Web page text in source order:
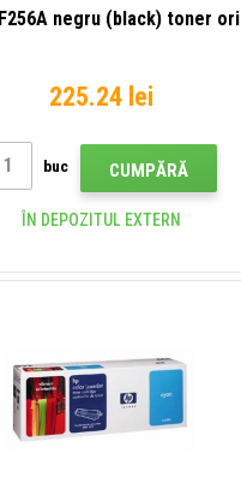
negru (black) toner
225.24 lei
buc CUMPĂRĂ
ÎN DEPOZITUL EXTERN